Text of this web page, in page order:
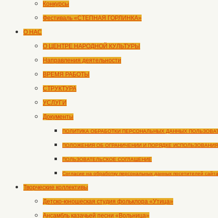
Конкурсы
Фестиваль «СТЕПНАЯ ГОРЛИНКА»
О НАС
О ЦЕНТРЕ НАРОДНОЙ КУЛЬТУРЫ
Направления деятельности
ВРЕМЯ РАБОТЫ
СТРУКТУРА
УСЛУГИ
Документы
ПОЛИТИКА ОБРАБОТКИ ПЕРСОНАЛЬНЫХ ДАННЫХ
ПОЛОЖЕНИЯ ОБ ОГРАНИЧЕНИИ И ПОРЯДКЕ
ПОЛЬЗОВАТЕЛЬСКОЕ СОГЛАШЕНИЕ
Согласие на обработку персональных данных посетителей сайта
Творческие коллективы
Детско-юношеская студия фольклора «Утица»
Ансамбль казачьей песни «Вольница»